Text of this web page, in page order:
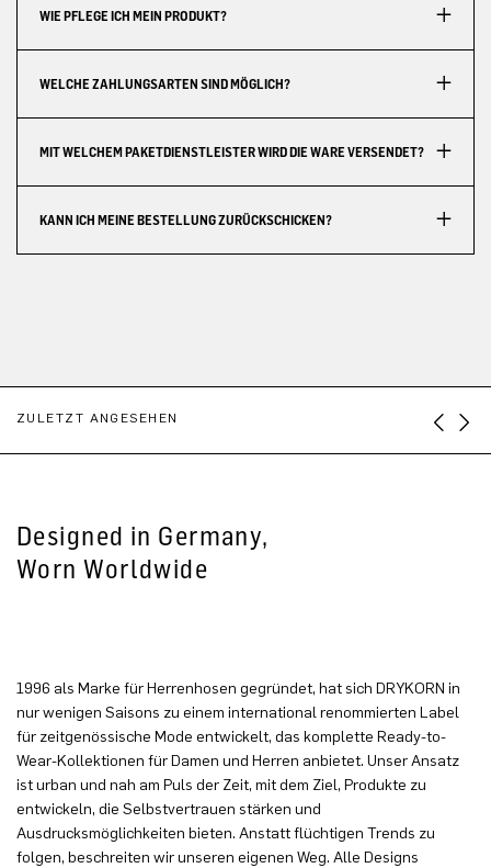
WIE PFLEGE ICH MEIN PRODUKT?
WELCHE ZAHLUNGSARTEN SIND MÖGLICH?
MIT WELCHEM PAKETDIENSTLEISTER WIRD DIE WARE VERSENDET?
KANN ICH MEINE BESTELLUNG ZURÜCKSCHICKEN?
ZULETZT ANGESEHEN
Designed in Germany,
Worn Worldwide
1996 als Marke für Herrenhosen gegründet, hat sich DRYKORN in
nur wenigen Saisons zu einem international renommierten Label
für zeitgenössische Mode entwickelt, das komplette Ready-to-
Wear-Kollektionen für Damen und Herren anbietet. Unser Ansatz
ist urban und nah am Puls der Zeit, mit dem Ziel, Produkte zu
entwickeln, die Selbstvertrauen stärken und
Ausdrucksmöglichkeiten bieten. Anstatt flüchtigen Trends zu
folgen, beschreiten wir unseren eigenen Weg. Alle Designs